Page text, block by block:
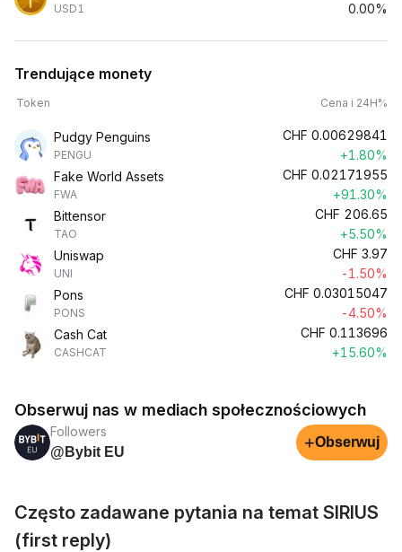
USD1
0.00%
Trendujące monety
Token Cena i 24H%
Pudgy Penguins
PENGU
CHF 0.00629841
+1.80%
Fake World Assets
FWA
CHF 0.02171955
+91.30%
Bittensor
TAO
CHF 206.65
+5.50%
Uniswap
UNI
CHF 3.97
-1.50%
Pons
PONS
CHF 0.03015047
-4.50%
Cash Cat
CASHCAT
CHF 0.113696
+15.60%
Obserwuj nas w mediach społecznościowych
Followers
@Bybit EU
+Obserwuj
Często zadawane pytania na temat SIRIUS
(first reply)